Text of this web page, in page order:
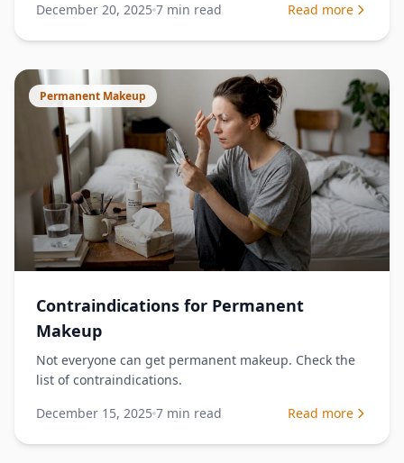
December 20, 2025 7 min read Read more
Permanent Makeup
Contraindications for Permanent
Makeup
Not everyone can get permanent makeup. Check the
list of contraindications.
December 15, 2025 7 min read Read more